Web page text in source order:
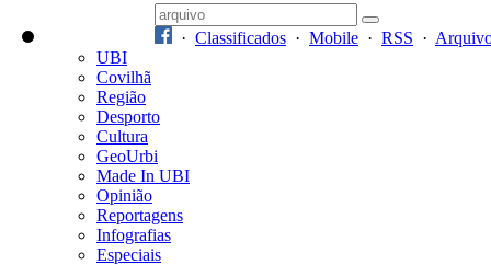
· Classificados · Mobile · RSS ·
UBI
Covilhã
Região
Desporto
Cultura
GeoUrbi
Made In UBI
Opinião
Reportagens
Infografias
Especiais